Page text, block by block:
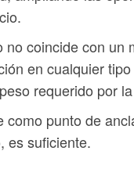
no coincide con
en cualquier
requerido por
como punto de
es suficiente.